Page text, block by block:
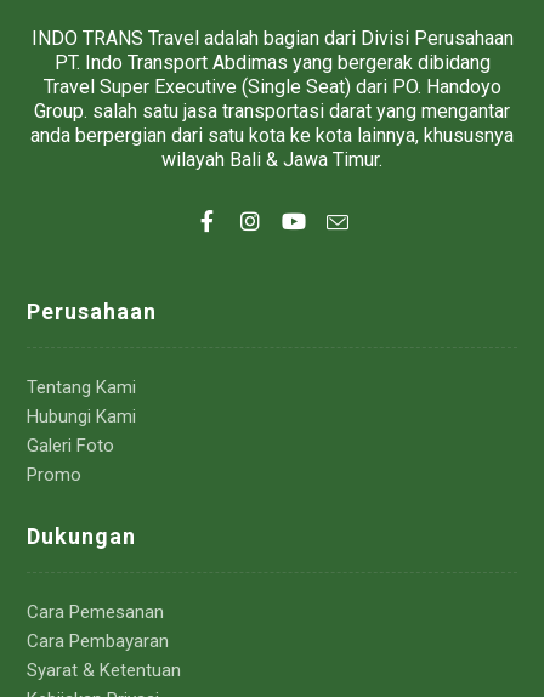
INDO TRANS Travel adalah bagian dari Divisi Perusahaan
PT. Indo Transport Abdimas yang bergerak dibidang
Travel Super Executive (Single Seat) dari PO. Handoyo
Group. salah satu jasa transportasi darat yang mengantar
anda berpergian dari satu kota ke kota lainnya, khususnya
wilayah Bali & Jawa Timur.
Perusahaan
Tentang Kami
Hubungi Kami
Galeri Foto
Promo
Dukungan
Cara Pemesanan
Cara Pembayaran
Syarat & Ketentuan